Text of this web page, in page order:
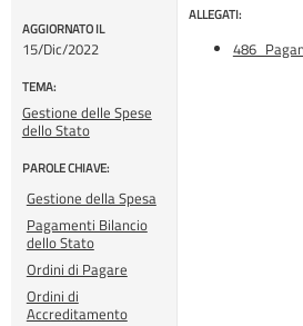
AGGIORNATO IL
15/Dic/2022
TEMA:
Gestione delle Spese
dello Stato
PAROLE CHIAVE:
Gestione della Spesa
Pagamenti Bilancio
dello Stato
Ordini di Pagare
Ordini di
Accreditamento
ALLEGATI: